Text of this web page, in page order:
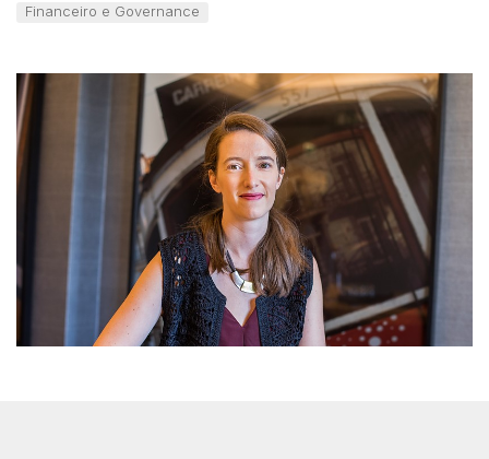
Financeiro e Governance